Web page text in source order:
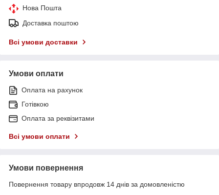
Нова Пошта
Доставка поштою
Всі умови доставки
Умови оплати
Оплата на рахунок
Готівкою
Оплата за реквізитами
Всі умови оплати
Умови повернення
Повернення товару впродовж 14 днів за домовленістю